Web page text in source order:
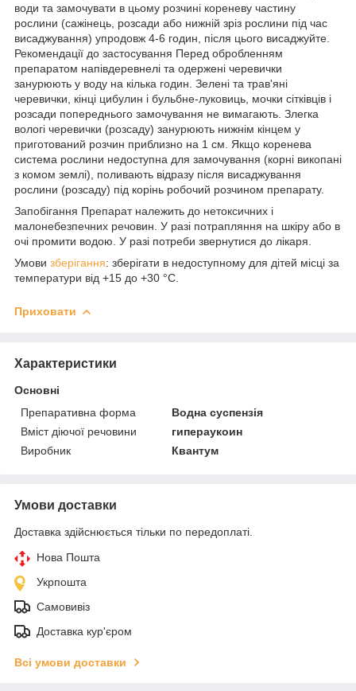
води та замочувати в цьому розчині кореневу частину
рослини (сажінець, розсади або нижній зріз рослини під час
висаджування) упродовж 4-6 годин, після цього висаджуйте.
Рекомендації до застосування Перед обробленням
препаратом напівдеревнелі та одержені черевички
занурюють у воду на кілька годин. Зелені та трав'яні
черевички, кінці цибулин і бульбне-луковиць, мочки сітківців і
розсади попереднього замочування не вимагають. Злегка
вологі черевички (розсаду) занурюють нижнім кінцем у
приготований розчин приблизно на 1 см. Якщо коренева
система рослини недоступна для замочування (корні викопані
з комом землі), поливають відразу після висаджування
рослини (розсаду) під корінь робочий розчином препарату.
Запобігання Препарат належить до нетоксичних і
малонебезпечних речовин. У разі потрапляння на шкіру або в
очі промити водою. У разі потреби звернутися до лікаря.
Умови зберігання: зберігати в недоступному для дітей місці за
температури від +15 до +30 °C.
Приховати
Характеристики
Основні
Препаративна форма
Водна суспензія
Вміст діючої речовини
гипераукоин
Виробник
Квантум
Умови доставки
Доставка здійснюється тільки по передоплаті.
Нова Пошта
Укрпошта
Самовивіз
Доставка кур'єром
Всі умови доставки